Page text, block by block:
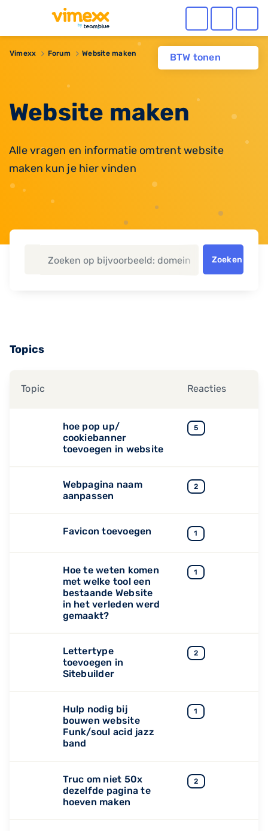
BTW tonen
Vimexx Forum Website maken
Website maken
Alle vragen en informatie omtrent website
maken kun je hier vinden
Zoeken
Topics
Topic Reacties
hoe pop up/
cookiebanner
toevoegen in website
5
Webpagina naam
aanpassen
2
Favicon toevoegen 1
Hoe te weten komen
met welke tool een
bestaande Website
in het verleden werd
gemaakt?
1
Lettertype
toevoegen in
Sitebuilder
2
Hulp nodig bij
bouwen website
Funk/soul acid jazz
band
1
Truc om niet 50x
dezelfde pagina te
hoeven maken
2